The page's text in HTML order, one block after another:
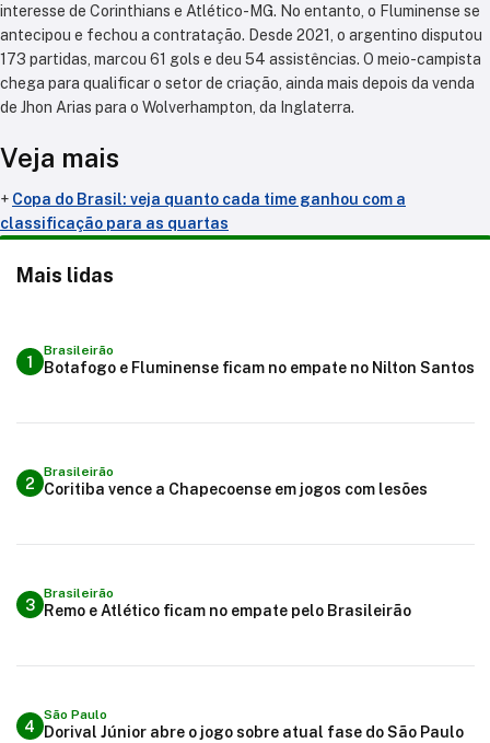
interesse de Corinthians e Atlético-MG. No entanto, o Fluminense se
antecipou e fechou a contratação. Desde 2021, o argentino disputou
173 partidas, marcou 61 gols e deu 54 assistências. O meio-campista
chega para qualificar o setor de criação, ainda mais depois da venda
de Jhon Arias para o Wolverhampton, da Inglaterra.
Veja mais
+ Copa do Brasil: veja quanto cada time ganhou com a
classificação para as quartas
Mais lidas
1
Brasileirão
Botafogo e Fluminense ficam no empate no Nilton Santos
2
Brasileirão
Coritiba vence a Chapecoense em jogos com lesões
3
Brasileirão
Remo e Atlético ficam no empate pelo Brasileirão
4
São Paulo
Dorival Júnior abre o jogo sobre atual fase do São Paulo